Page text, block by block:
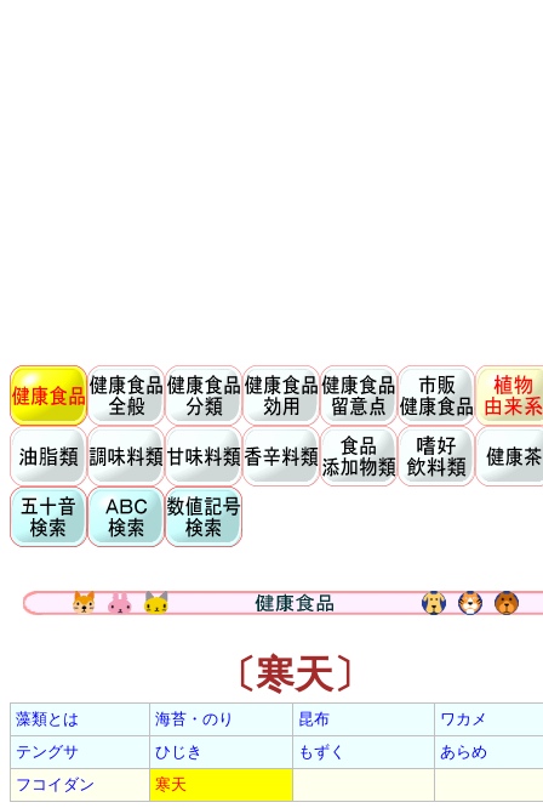
〔寒天〕
藻類とは 海苔・のり 昆布
ワカメ
テングサ
ひじき もずく
あらめ
フコイダン
寒天